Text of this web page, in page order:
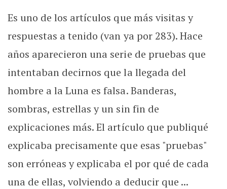
Es uno de los artículos que más visitas y
respuestas a tenido (van ya por 283). Hace
años aparecieron una serie de pruebas que
intentaban decirnos que la llegada del
hombre a la Luna es falsa. Banderas,
sombras, estrellas y un sin fin de
explicaciones más. El artículo que publiqué
explicaba precisamente que esas "pruebas"
son erróneas y explicaba el por qué de cada
una de ellas, volviendo a deducir que ...